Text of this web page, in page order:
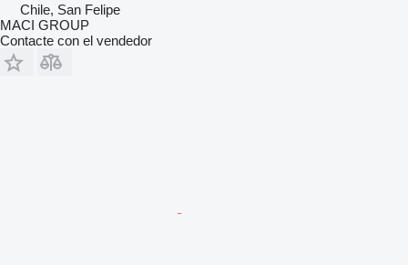
Chile, San Felipe
MACI GROUP
Contacte con el vendedor